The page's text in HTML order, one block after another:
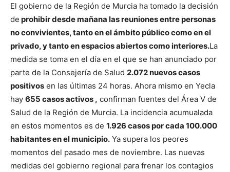
El gobierno de la Región de Murcia ha tomado la decisión
de prohibir desde mañana las reuniones entre personas
no convivientes, tanto en el ámbito público como en el
privado, y tanto en espacios abiertos como interiores.La
medida se toma en el día en el que se han anunciado por
parte de la Consejería de Salud 2.072 nuevos casos
positivos en las últimas 24 horas. Ahora mismo en Yecla
hay 655 casos activos , confirman fuentes del Área V de
Salud de la Región de Murcia. La incidencia acumualada
en estos momentos es de 1.926 casos por cada 100.000
habitantes en el municipio. Ya supera los peores
momentos del pasado mes de noviembre. Las nuevas
medidas del gobierno regional para frenar los contagios